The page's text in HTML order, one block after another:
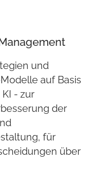
und
auf Basis
- zur
der
für
über